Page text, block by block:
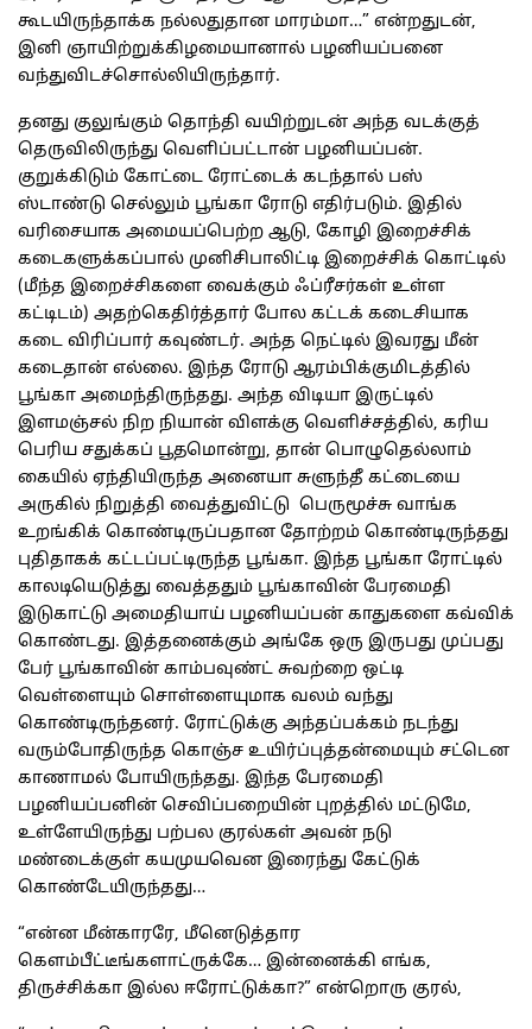
கூடயிருந்தாக்க நல்லதுதான மாரம்மா…” என்றதுடன்,
இனி ஞாயிற்றுக்கிழமையானால் பழனியப்பனை
வந்துவிடச்சொல்லியிருந்தார்.
தனது குலுங்கும் தொந்தி வயிற்றுடன் அந்த வடக்குத்
தெருவிலிருந்து வெளிப்பட்டான் பழனியப்பன்.
குறுக்கிடும் கோட்டை ரோட்டைக் கடந்தால் பஸ்
ஸ்டாண்டு செல்லும் பூங்கா ரோடு எதிர்படும். இதில்
வரிசையாக அமையப்பெற்ற ஆடு, கோழி இறைச்சிக்
கடைகளுக்கப்பால் முனிசிபாலிட்டி இறைச்சிக் கொட்டில்
(மீந்த இறைச்சிகளை வைக்கும் ஃப்ரீசர்கள் உள்ள
கட்டிடம்) அதற்கெதிர்த்தார் போல கட்டக் கடைசியாக
கடை விரிப்பார் கவுண்டர். அந்த நெட்டில் இவரது மீன்
கடைதான் எல்லை. இந்த ரோடு ஆரம்பிக்குமிடத்தில்
பூங்கா அமைந்திருந்தது. அந்த விடியா இருட்டில்
இளமஞ்சல் நிற நியான் விளக்கு வெளிச்சத்தில், கரிய
பெரிய சதுக்கப் பூதமொன்று, தான் பொழுதெல்லாம்
கையில் ஏந்தியிருந்த அனையா சுளுந்தீ கட்டையை
அருகில் நிறுத்தி வைத்துவிட்டு பெருமூச்சு வாங்க
உறங்கிக் கொண்டிருப்பதான தோற்றம் கொண்டிருந்தது
புதிதாகக் கட்டப்பட்டிருந்த பூங்கா. இந்த பூங்கா ரோட்டில்
காலடியெடுத்து வைத்ததும் பூங்காவின் பேரமைதி
இடுகாட்டு அமைதியாய் பழனியப்பன் காதுகளை கவ்விக்
கொண்டது. இத்தனைக்கும் அங்கே ஒரு இருபது முப்பது
பேர் பூங்காவின் காம்பவுண்ட் சுவற்றை ஒட்டி
வெள்ளையும் சொள்ளையுமாக வலம் வந்து
கொண்டிருந்தனர். ரோட்டுக்கு அந்தப்பக்கம் நடந்து
வரும்போதிருந்த கொஞ்ச உயிர்ப்புத்தன்மையும் சட்டென
காணாமல் போயிருந்தது. இந்த பேரமைதி
பழனியப்பனின் செவிப்பறையின் புறத்தில் மட்டுமே,
உள்ளேயிருந்து பற்பல குரல்கள் அவன் நடு
மண்டைக்குள் கயமுயவென இரைந்து கேட்டுக்
கொண்டேயிருந்தது…
“என்ன மீன்காரரே, மீனெடுத்தார
கெளம்பீட்டீங்களாட்ருக்கே… இன்னைக்கி எங்க,
திருச்சிக்கா இல்ல ஈரோட்டுக்கா?” என்றொரு குரல்,